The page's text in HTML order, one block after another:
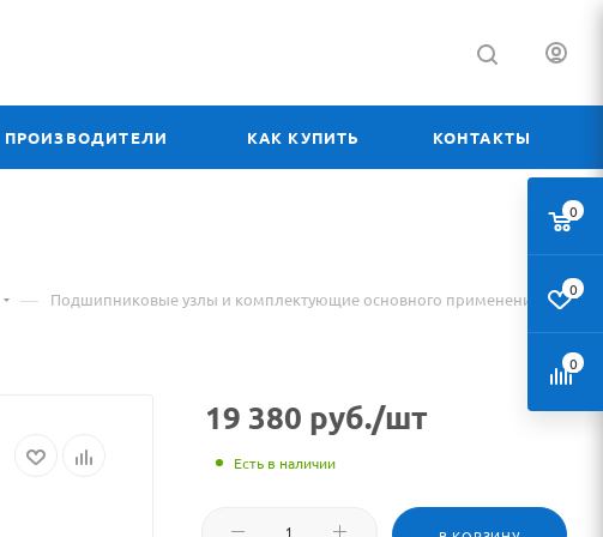
ПРОИЗВОДИТЕЛИ КАК КУПИТЬ КОНТАКТЫ
— Подшипниковые узлы и комплектующие основного применения
19 380 руб./шт
Есть в наличии
0
0
0